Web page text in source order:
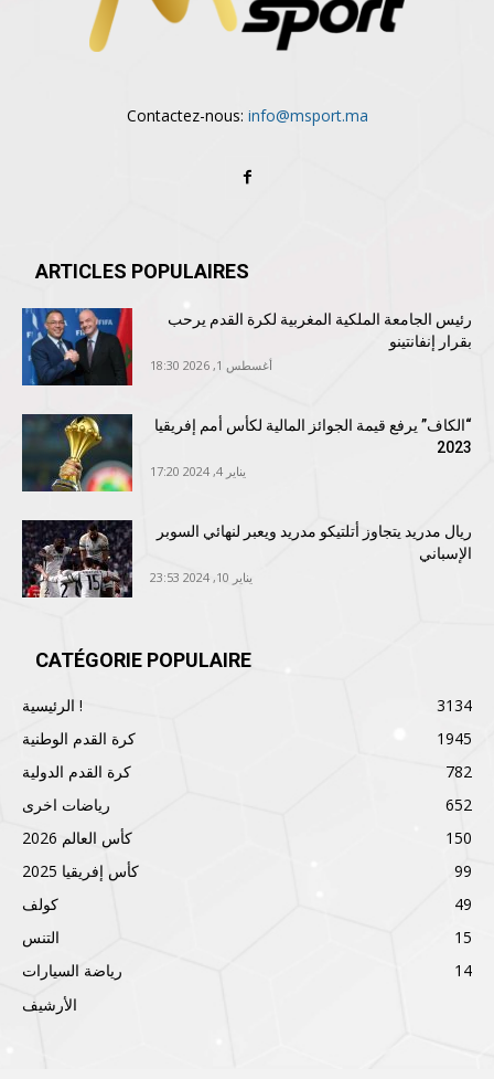
Contactez-nous: info@msport.ma
ARTICLES POPULAIRES
رئيس الجامعة الملكية المغربية لكرة القدم يرحب
بقرار إنفانتينو
أغسطس 1, 2026 18:30
“الكاف” يرفع قيمة الجوائز المالية لكأس أمم إفريقيا
2023
يناير 4, 2024 17:20
ريال مدريد يتجاوز أتلتيكو مدريد ويعبر لنهائي السوبر
الإسباني
يناير 10, 2024 23:53
CATÉGORIE POPULAIRE
الرئيسية !
3134
كرة القدم الوطنية
1945
كرة القدم الدولية
782
رياضات اخرى
652
كأس العالم 2026
150
كأس إفريقيا 2025
99
كولف
49
التنس
15
رياضة السيارات
14
الأرشيف